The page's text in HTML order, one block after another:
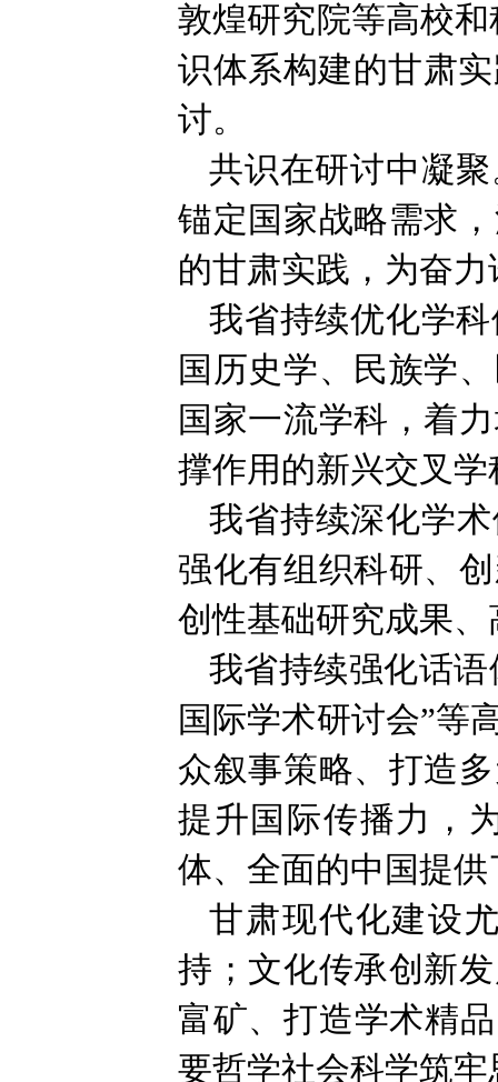
敦煌研究院等高校
识体系构建的甘肃
讨。
共识在研讨中凝
锚定国家战略需求
的甘肃实践，为奋
我省持续优化学
国历史学、民族学
国家一流学科，着
撑作用的新兴交叉学
我省持续深化学
强化有组织科研、
创性基础研究成果
我省持续强化话语
国际学术研讨会”等
众叙事策略、打造
提升国际传播力，
体、全面的中国提
甘肃现代化建设
持；文化传承创新
富矿、打造学术精
要哲学社会科学筑